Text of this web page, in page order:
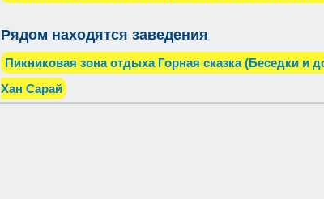
Рядом находятся заведения
Пикниковая зона отдыха Горная сказка (Беседки и
Хан Сарай